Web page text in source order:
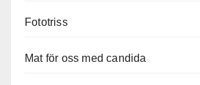
Fototriss
Mat för oss med candida